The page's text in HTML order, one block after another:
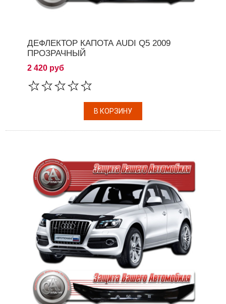
ДЕФЛЕКТОР КАПОТА AUDI Q5 2009
ПРОЗРАЧНЫЙ
2 420 руб